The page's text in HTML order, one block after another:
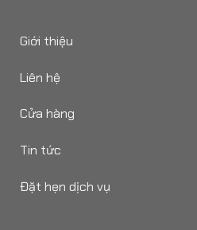
Giới thiệu
Liên hệ
Cửa hàng
Tin tức
Đặt hẹn dịch vụ